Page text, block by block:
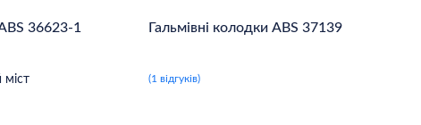
36623-1
міст
Гальмівні колодки ABS 37139
(1 відгуків)